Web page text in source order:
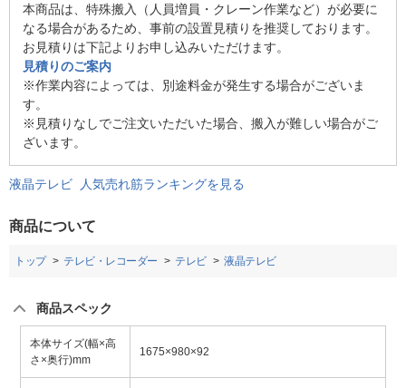
本商品は、特殊搬入（人員増員・クレーン作業など）が必要に
なる場合があるため、事前の設置見積りを推奨しております。
お見積りは下記よりお申し込みいただけます。
見積りのご案内
※作業内容によっては、別途料金が発生する場合がございま
す。
※見積りなしでご注文いただいた場合、搬入が難しい場合がご
ざいます。
液晶テレビ 人気売れ筋ランキングを見る
商品について
トップ テレビ・レコーダー テレビ 液晶テレビ
商品スペック
本体サイズ(幅×高
さ×奥行)mm
1675×980×92